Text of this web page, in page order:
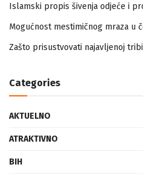
Islamski propis šivenja odjeće i
Mogućnost mestimičnog mraza u
Zašto prisustvovati najavljenoj
Categories
AKTUELNO
ATRAKTIVNO
BIH